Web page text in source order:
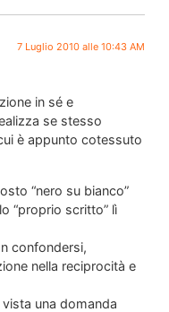
7 Luglio 2010 alle 10:43 AM
in sé e
se stesso
è appunto cotessuto
“nero su bianco”
“proprio scritto” lì
confondersi,
nella reciprocità e
una domanda